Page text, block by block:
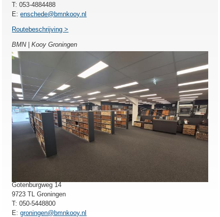
T: 053-4884488
E:enschede@bmnkooy.nl
Routebeschrijving >
BMN | Kooy Groningen
BMN | Kooy Groningen
Gotenburgweg 14
9723 TL Groningen
T: 050-5448800
E:groningen@bmnkooy.nl